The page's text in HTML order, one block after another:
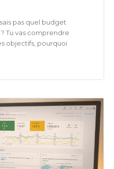
pas quel budget
Tu vas comprendre
objectifs, pourquoi